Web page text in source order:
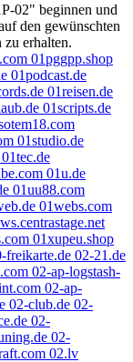
02" beginnen und
den gewünschten
erhalten.
01pggpp.shop
01podcast.de
01reisen.de
01scripts.de
01studio.de
01tec.de
01u.de
01uu88.com
01webs.com
01xupeu.shop
freikarte.de 02-21.de
02-ap-logstash-
02-ap-
02-club.de 02-
02-
02-
02.lv